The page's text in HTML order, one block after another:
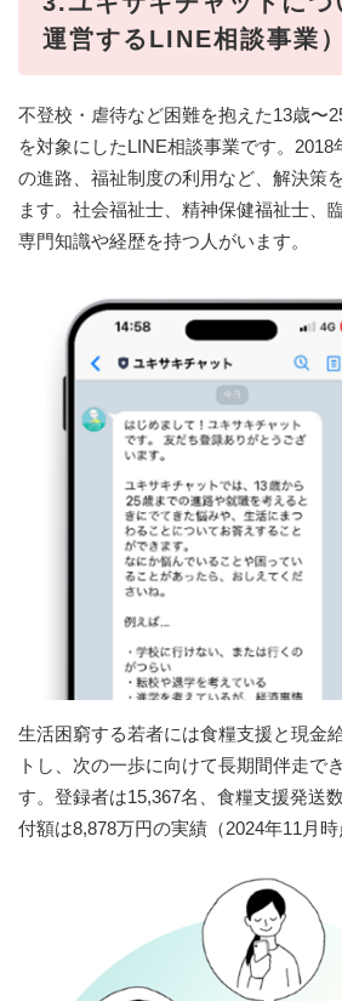
運営するLINE相談事業）
不登校・虐待など困難を抱えた13歳〜
を対象にしたLINE相談事業です。
の進路、福祉制度の利用など、解決策
ます。社会福祉士、精神保健福祉士、
専門知識や経歴を持つ人がいます。​
生活困窮する若者には食糧支援と現金
トし、次の一歩に向けて長期間伴走で
す。登録者は15,367名、食糧支援発送
付額は8,878万円の実績（2024年11月時